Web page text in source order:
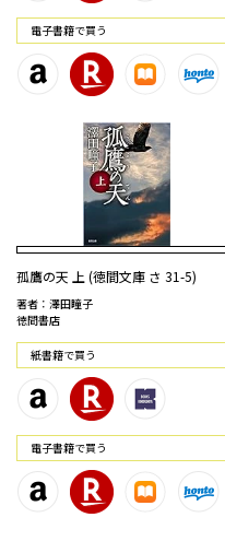
電⼦書籍で買う
孤鷹の天 上 (徳間文庫 さ 31-5)
著者：澤田瞳子
徳間書店
紙書籍で買う
電⼦書籍で買う